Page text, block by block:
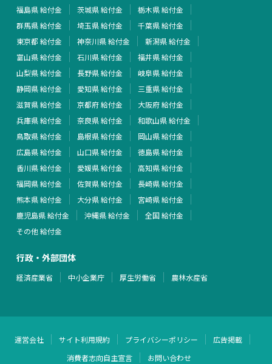
福島県 給付金
茨城県 給付金
栃木県 給付金
群馬県 給付金
埼玉県 給付金
千葉県 給付金
東京都 給付金
神奈川県 給付金
新潟県 給付金
富山県 給付金
石川県 給付金
福井県 給付金
山梨県 給付金
長野県 給付金
岐阜県 給付金
静岡県 給付金
愛知県 給付金
三重県 給付金
滋賀県 給付金
京都府 給付金
大阪府 給付金
兵庫県 給付金
奈良県 給付金
和歌山県 給付金
鳥取県 給付金
島根県 給付金
岡山県 給付金
広島県 給付金
山口県 給付金
徳島県 給付金
香川県 給付金
愛媛県 給付金
高知県 給付金
福岡県 給付金
佐賀県 給付金
長崎県 給付金
熊本県 給付金
大分県 給付金
宮崎県 給付金
鹿児島県 給付金
沖縄県 給付金
全国 給付金
その他 給付金
行政・外部団体
経済産業省 中小企業庁 厚生労働省 農林水産省
運営会社 サイト利用規約 プライバシーポリシー
広告掲載
消費者志向自主宣言
お問い合わせ